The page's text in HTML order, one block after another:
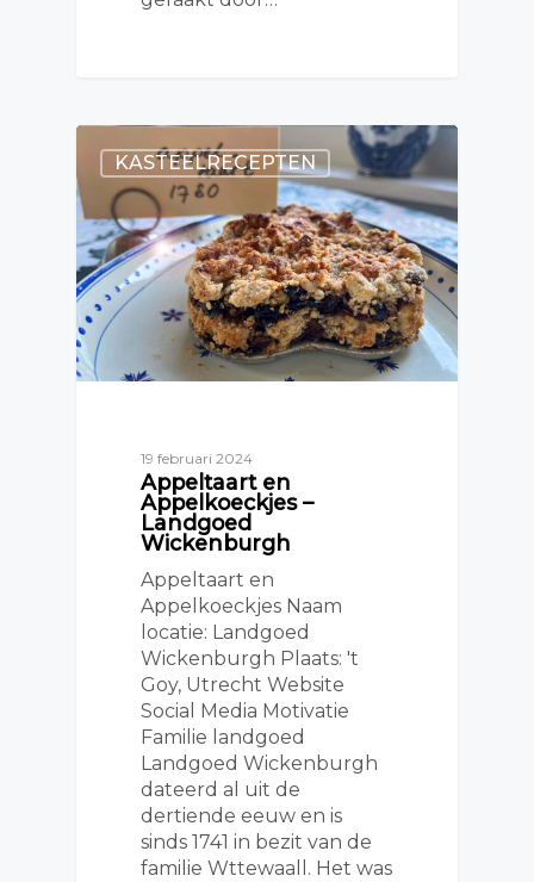
KASTEELRECEPTEN
19 februari 2024
Appeltaart en
Appelkoeckjes –
Landgoed
Wickenburgh
Appeltaart en
Appelkoeckjes Naam
locatie: Landgoed
Wickenburgh Plaats: 't
Goy, Utrecht Website
Social Media Motivatie
Familie landgoed
Landgoed Wickenburgh
dateerd al uit de
dertiende eeuw en is
sinds 1741 in bezit van de
familie Wttewaall. Het was